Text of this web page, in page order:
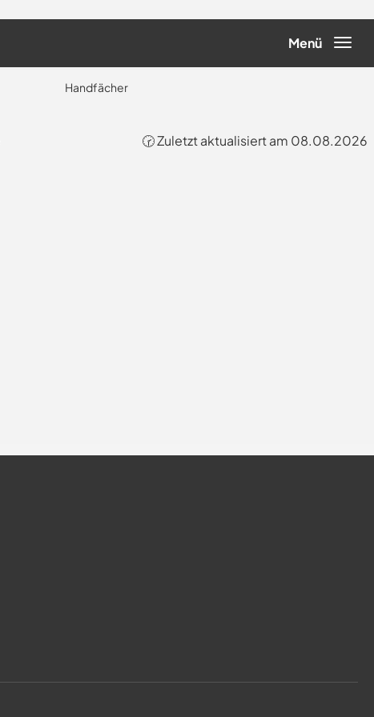
Menü
Handfächer
🕝 Zuletzt aktualisiert am 08.08.2026